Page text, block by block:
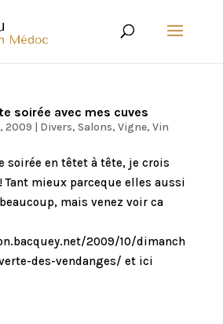
soirée avec mes cuves
2009 | Divers, Salons, Vigne, Vin
soirée en têtet à tête, je crois
mieux parceque elles aussi
mais venez voir ca
2009/10/dimanch
des-vendanges/ et ici